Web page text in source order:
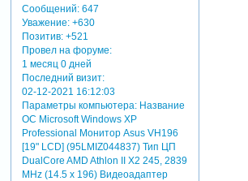
Сообщений:647
Уважение: +630
Позитив: +521
Провел на форуме:
1 месяц 0 дней
Последний визит:
02-12-2021 16:12:03
Параметры компьютера:Название
ОС Microsoft Windows XP
Professional Монитор Asus VH196
[19" LCD] (95LMIZ044837) Тип ЦП
DualCore AMD Athlon II X2 245, 2839
MHz (14.5 x 196) Видеоадаптер